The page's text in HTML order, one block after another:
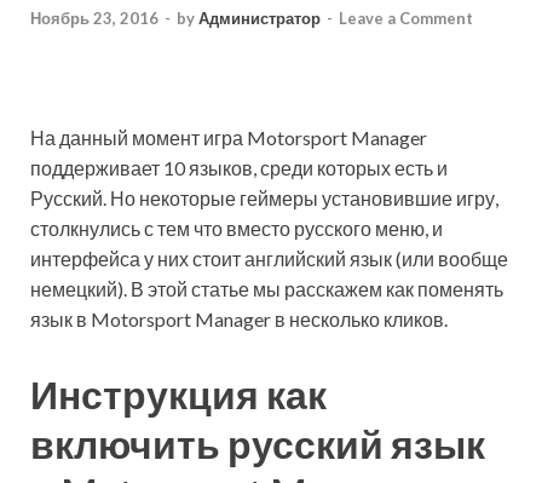
Ноябрь 23, 2016 - byАдминистратор - Leave a Comment
На данный момент игра Motorsport Manager
поддерживает 10 языков, среди которых есть и
Русский. Но некоторые геймеры установившие игру,
столкнулись с тем что вместо русского меню, и
интерфейса у них стоит английский язык (или вообще
немецкий). В этой статье мы расскажем как поменять
язык в Motorsport Manager в несколько кликов.
Инструкция как
включить русский язык